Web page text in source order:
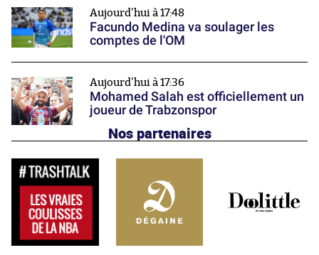
Aujourd'hui à 17:48
Facundo Medina va soulager les
comptes de l'OM
Aujourd'hui à 17:36
Mohamed Salah est officiellement un
joueur de Trabzonspor
Nos partenaires